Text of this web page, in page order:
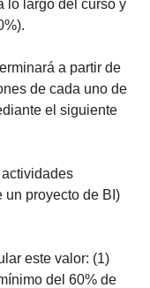
lo largo del curso y
a partir de
de cada uno de
el siguiente
proyecto de BI)
este valor: (1)
del 60% de